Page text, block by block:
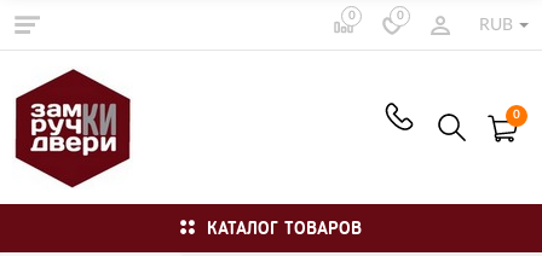
0 0
RUB
0
КАТАЛОГ ТОВАРОВ